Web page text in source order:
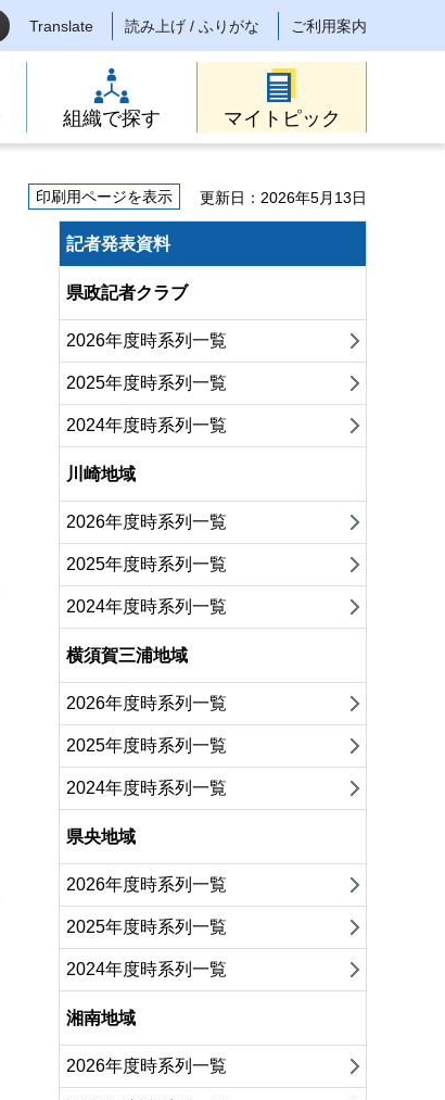
Translate 読み上げ / ふりがな ご利用案内
組織で探す マイトピック
印刷用ページを表示
更新日：2026年5月13日
記者発表資料
県政記者クラブ
2026年度時系列一覧
2025年度時系列一覧
2024年度時系列一覧
川崎地域
2026年度時系列一覧
2025年度時系列一覧
2024年度時系列一覧
横須賀三浦地域
2026年度時系列一覧
2025年度時系列一覧
2024年度時系列一覧
県央地域
2026年度時系列一覧
2025年度時系列一覧
2024年度時系列一覧
湘南地域
2026年度時系列一覧